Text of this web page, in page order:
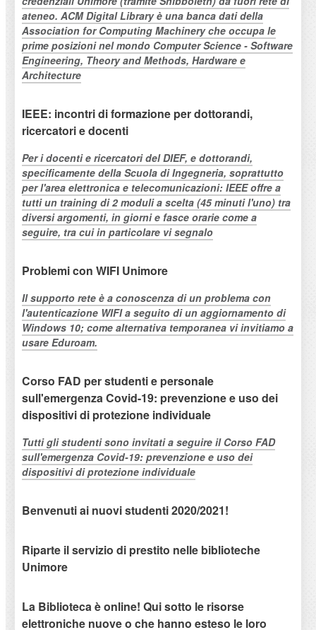
ateneo. ACM Digital Library è una banca dati della
Association for Computing Machinery che occupa le
prime posizioni nel mondo Computer Science - Software
Engineering, Theory and Methods, Hardware e
Architecture
IEEE: incontri di formazione per dottorandi,
ricercatori e docenti
Per i docenti e ricercatori del DIEF, e dottorandi,
specificamente della Scuola di Ingegneria, soprattutto
per l'area elettronica e telecomunicazioni: IEEE offre a
tutti un training di 2 moduli a scelta (45 minuti l'uno) tra
diversi argomenti, in giorni e fasce orarie come a
seguire, tra cui in particolare vi segnalo
Problemi con WIFI Unimore
Il supporto rete è a conoscenza di un problema con
l'autenticazione WIFI a seguito di un aggiornamento di
Windows 10; come alternativa temporanea vi invitiamo a
usare Eduroam.
Corso FAD per studenti e personale
sull'emergenza Covid-19: prevenzione e uso dei
dispositivi di protezione individuale
Tutti gli studenti sono invitati a seguire il Corso FAD
sull'emergenza Covid-19: prevenzione e uso dei
dispositivi di protezione individuale
Benvenuti ai nuovi studenti 2020/2021!
Riparte il servizio di prestito nelle biblioteche
Unimore
La Biblioteca è online! Qui sotto le risorse
elettroniche nuove o che hanno esteso le loro